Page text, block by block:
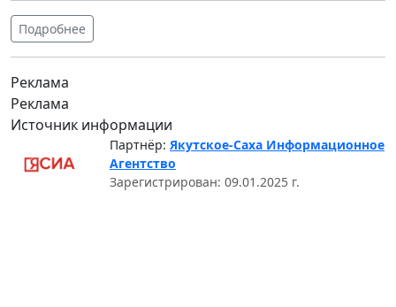
Подробнее
Реклама
Реклама
Источник информации
Партнёр: Якутское-Саха Информационное
Агентство
Зарегистрирован: 09.01.2025 г.